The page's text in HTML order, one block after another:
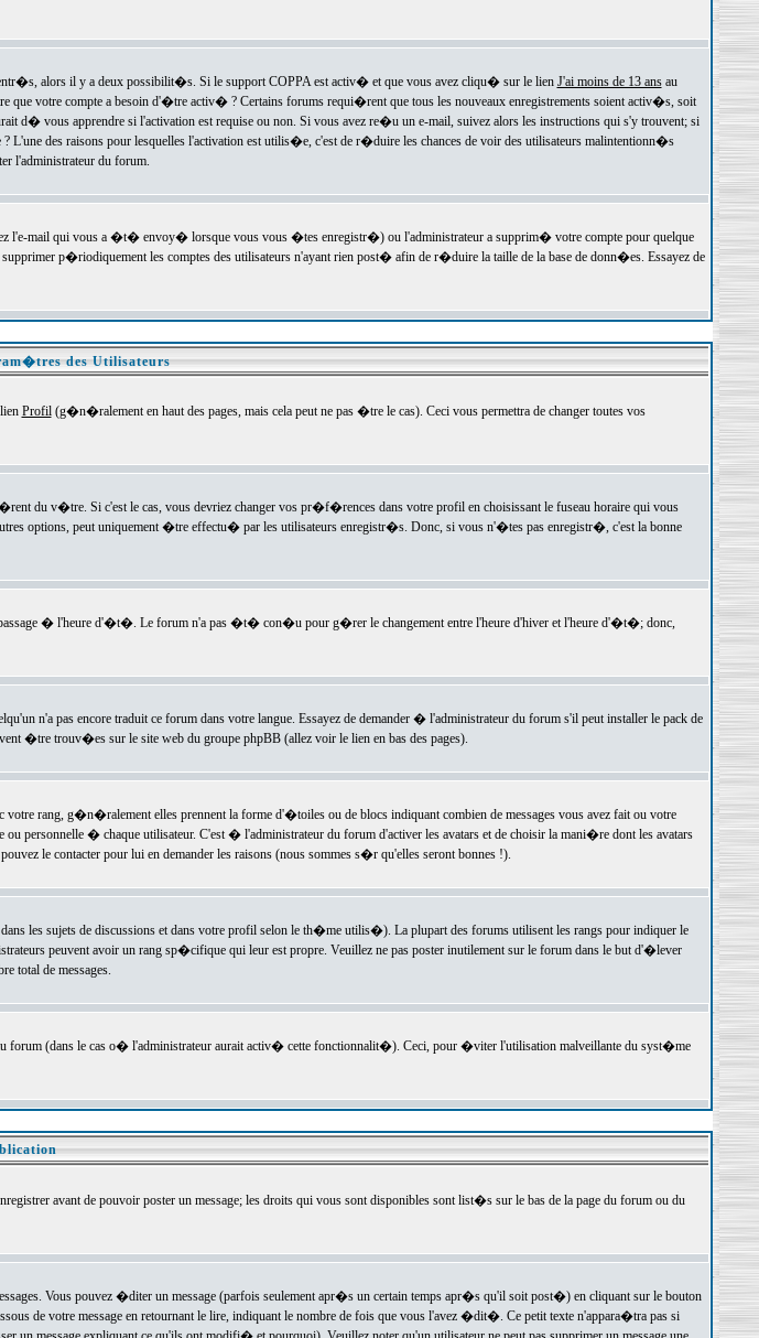
alors il y a deux possibilit�s. Si le support COPPA est activ� et que vous avez cliqu� sur le lien J'ai moins de 13 ansau
que votre compte a besoin d'�tre activ� ? Certains forums requi�rent que tous les nouveaux enregistrements soient activ�s, soit
d� vous apprendre si l'activation est requise ou non. Si vous avez re�u un e-mail, suivez alors les instructions qui s'y trouvent; si
des raisons pour lesquelles l'activation est utilis�e, c'est de r�duire les chances de voir des utilisateurs malintentionn�s
l'administrateur du forum.
l'e-mail qui vous a �t� envoy� lorsque vous vous �tes enregistr�) ou l'administrateur a supprim� votre compte pour quelque
p�riodiquement les comptes des utilisateurs n'ayant rien post� afin de r�duire la taille de la base de donn�es. Essayez de
des Utilisateurs
Profil(g�n�ralement en haut des pages, mais cela peut ne pas �tre le cas). Ceci vous permettra de changer toutes vos
du v�tre. Si c'est le cas, vous devriez changer vos pr�f�rences dans votre profil en choisissant le fuseau horaire qui vous
options, peut uniquement �tre effectu� par les utilisateurs enregistr�s. Donc, si vous n'�tes pas enregistr�, c'est la bonne
� l'heure d'�t�. Le forum n'a pas �t� con�u pour g�rer le changement entre l'heure d'hiver et l'heure d'�t�; donc,
n'a pas encore traduit ce forum dans votre langue. Essayez de demander � l'administrateur du forum s'il peut installer le pack de
�tre trouv�es sur le site web du groupe phpBB (allez voir le lien en bas des pages).
rang, g�n�ralement elles prennent la forme d'�toiles ou de blocs indiquant combien de messages vous avez fait ou votre
personnelle � chaque utilisateur. C'est � l'administrateur du forum d'activer les avatars et de choisir la mani�re dont les avatars
le contacter pour lui en demander les raisons (nous sommes s�r qu'elles seront bonnes !).
les sujets de discussions et dans votre profil selon le th�me utilis�). La plupart des forums utilisent les rangs pour indiquer le
peuvent avoir un rang sp�cifique qui leur est propre. Veuillez ne pas poster inutilement sur le forum dans le but d'�lever
total de messages.
(dans le cas o� l'administrateur aurait activ� cette fonctionnalit�). Ceci, pour �viter l'utilisation malveillante du syst�me
avant de pouvoir poster un message; les droits qui vous sont disponibles sont list�s sur le bas de la page du forum ou du
Vous pouvez �diter un message (parfois seulement apr�s un certain temps apr�s qu'il soit post�) en cliquant sur le bouton
de votre message en retournant le lire, indiquant le nombre de fois que vous l'avez �dit�. Ce petit texte n'appara�tra pas si